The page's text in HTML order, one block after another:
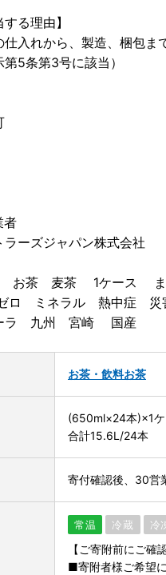
る理由】
仕入れから、製造、梱包
5条第3号に該当）
者
ラーズジャパン株式会社
お茶 麦茶 1ケース ま
ゼロ ミネラル 熱中症
ラ 九州 宮崎 国産
お茶・飲料お茶
(650ml×24本)×1ケ
合計15.6L/24本
寄付確認後、30営
常温 冷蔵 冷
【ご寄附前にご確
■寄附者様ご希望